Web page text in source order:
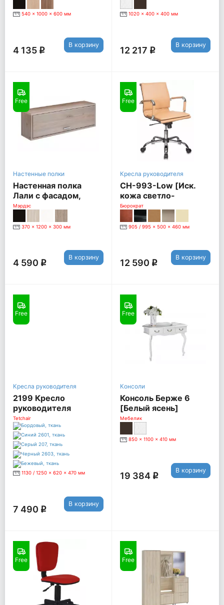
540 x 1000 x 600 мм
4 135 q
В корзину
1020 x 400 x 400 мм
12 217 q
В корзину
Free
Настенные полки
Настенная полка
Лали с фасадом,
нельсон
Мэрдэс
370 x 1200 x 300 мм
4 590 q
В корзину
Free
Кресла руководителя
CH-993-Low [Иск.
кожа светло-
коричневая]
Бюрократ
905 / 995 x 500 x 460 мм
12 590 q
В корзину
Free
Кресла руководителя
2199 Кресло
руководителя
LEADER, синий
Tetchair
1130 / 1250 x 620 x 470 мм
7 490 q
В корзину
Free
Консоли
Консоль Берже 6
[Белый ясень]
Мебелик
850 x 1100 x 410 мм
19 384 q
В корзину
Free Free